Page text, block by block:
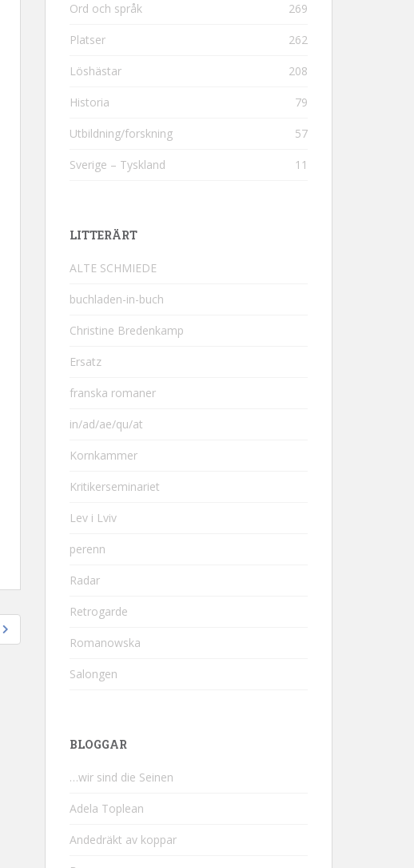
Ord och språk 269
Platser 262
Löshästar 208
Historia 79
Utbildning/forskning 57
Sverige – Tyskland 11
LITTERÄRT
ALTE SCHMIEDE
buchladen-in-buch
Christine Bredenkamp
Ersatz
franska romaner
in/ad/ae/qu/at
Kornkammer
Kritikerseminariet
Lev i Lviv
perenn
Radar
Retrogarde
Romanowska
Salongen
BLOGGAR
…wir sind die Seinen
Adela Toplean
Andedräkt av koppar